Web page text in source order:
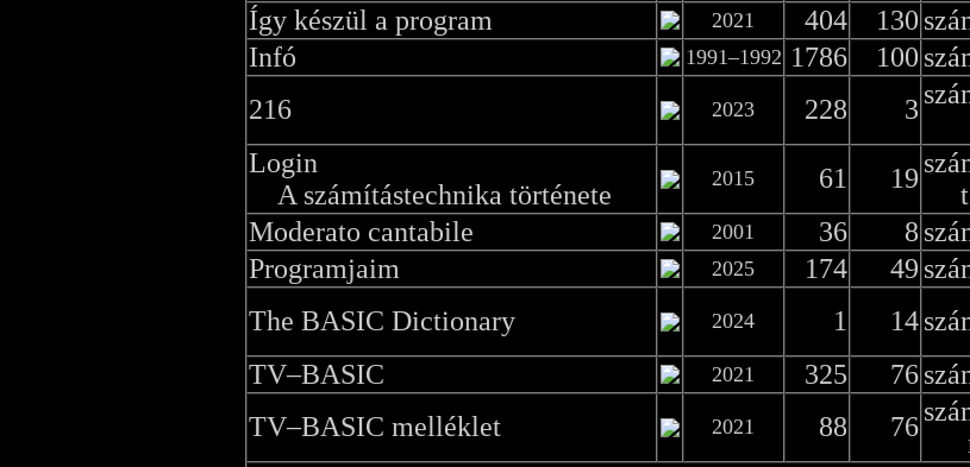
Így készül a program
2021 404 130
Infó
1991–1992 1786 100
216
2023 228 3
Login
A számítástechnika története
2015 61 19
Moderato cantabile
2001 36 8
Programjaim
2025 174 49
The BASIC Dictionary
2024 1 14
TV–BASIC
2021 325 76
TV–BASIC melléklet
2021 88 76